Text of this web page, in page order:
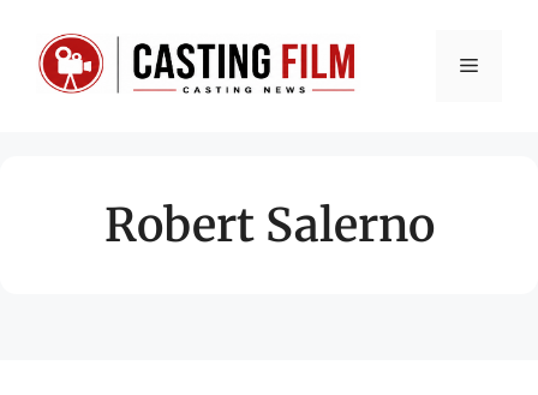
contenuto
Menu
Robert Salerno